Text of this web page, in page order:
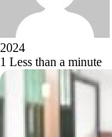
2024
1 Less than a minute